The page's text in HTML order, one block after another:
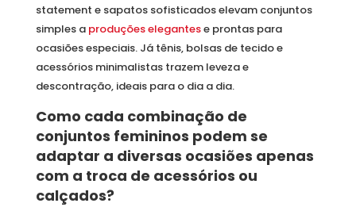
statement e sapatos sofisticados elevam conjuntos
simples a produções elegantese prontas para
ocasiões especiais. Já tênis, bolsas de tecido e
acessórios minimalistas trazem leveza e
descontração, ideais para o dia a dia.
Como cada combinação de
conjuntos femininos podem se
adaptar a diversas ocasiões apenas
com a troca de acessórios ou
calçados?